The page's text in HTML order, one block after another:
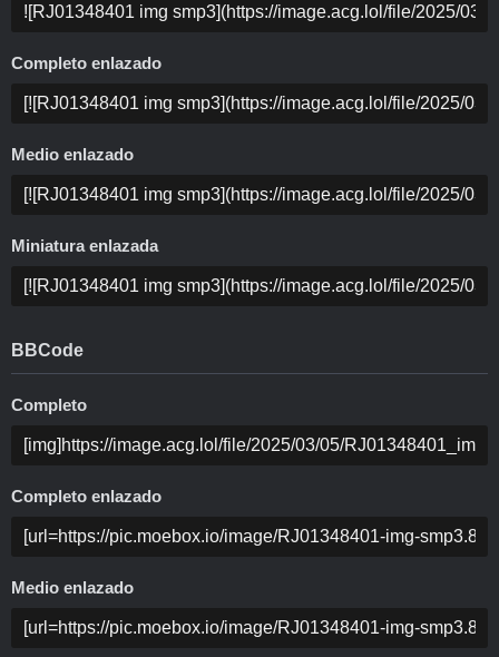
Completo enlazado
Medio enlazado
Miniatura enlazada
BBCode
Completo
Completo enlazado
Medio enlazado